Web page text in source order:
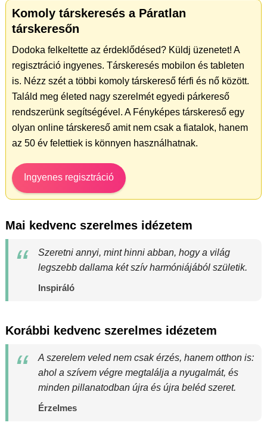
Komoly társkeresés a Páratlan
társkeresőn
Dodoka felkeltette az érdeklődésed? Küldj üzenetet! A
regisztráció ingyenes. Társkeresés mobilon és tableten
is. Nézz szét a többi komoly társkereső férfi és nő között.
Találd meg életed nagy szerelmét egyedi párkereső
rendszerünk segítségével. A Fényképes társkereső egy
olyan online társkereső amit nem csak a fiatalok, hanem
az 50 év felettiek is könnyen használhatnak.
Ingyenes regisztráció
Mai kedvenc szerelmes idézetem
Szeretni annyi, mint hinni abban, hogy a világ
legszebb dallama két szív harmóniájából születik.
Inspiráló
Korábbi kedvenc szerelmes idézetem
A szerelem veled nem csak érzés, hanem otthon is:
ahol a szívem végre megtalálja a nyugalmát, és
minden pillanatodban újra és újra beléd szeret.
Érzelmes